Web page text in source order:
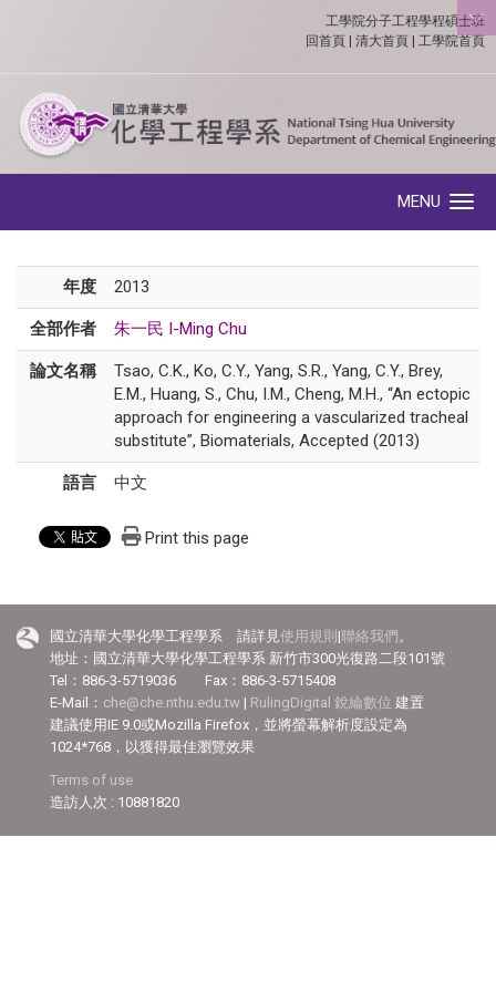
:::
工學院分子工程學程碩士班
回首頁
清大首頁 工學院首頁
MENU
年度 2013
全部作者 朱一民 I-Ming Chu
論文名稱
Tsao, C.K., Ko, C.Y., Yang, S.R., Yang, C.Y., Brey,
E.M., Huang, S., Chu, I.M., Cheng, M.H., “An ectopic
approach for engineering a vascularized tracheal
substitute”, Biomaterials, Accepted (2013)
語言 中文
Print this page
國立清華大學化學工程學系 請詳見使用規則 |聯絡我們 。
地址：國立清華大學化學工程學系 新竹市300光復路二段101號
Tel：886-3-5719036 Fax：886-3-5715408
E-Mail： che@che.nthu.edu.tw | RulingDigital 銳綸數位 建置
建議使用IE 9.0或Mozilla Firefox，並將螢幕解析度設定為
1024*768，以獲得最佳瀏覽效果
Terms of use
造訪人次 : 10881820